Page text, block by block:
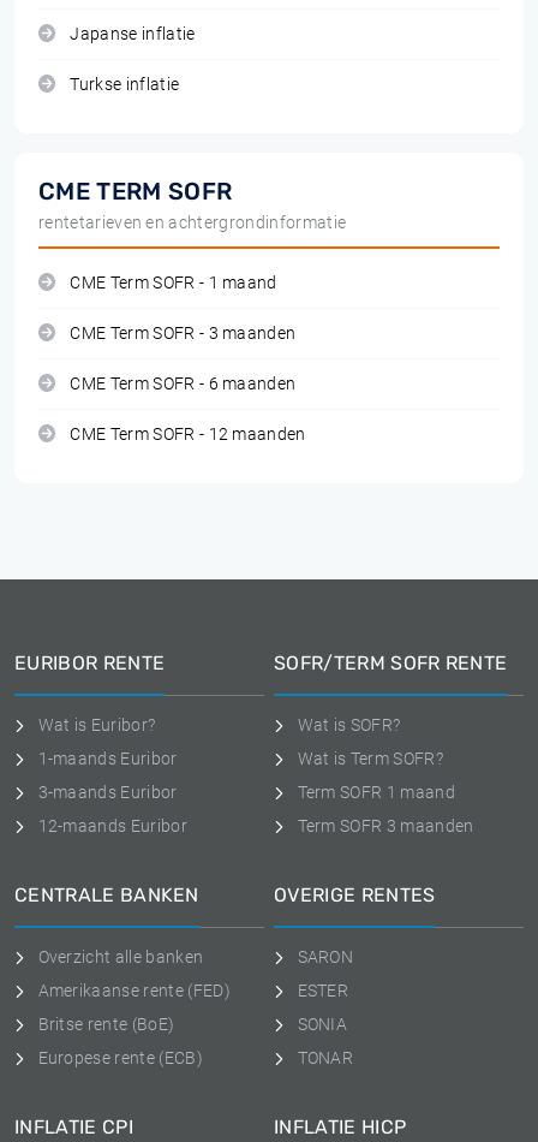
Japanse inflatie
Turkse inflatie
CME TERM SOFR
rentetarieven en achtergrondinformatie
CME Term SOFR - 1 maand
CME Term SOFR - 3 maanden
CME Term SOFR - 6 maanden
CME Term SOFR - 12 maanden
EURIBOR RENTE
Wat is Euribor?
1-maands Euribor
3-maands Euribor
12-maands Euribor
SOFR/TERM SOFR RENTE
Wat is SOFR?
Wat is Term SOFR?
Term SOFR 1 maand
Term SOFR 3 maanden
CENTRALE BANKEN
Overzicht alle banken
Amerikaanse rente (FED)
Britse rente (BoE)
Europese rente (ECB)
OVERIGE RENTES
SARON
ESTER
SONIA
TONAR
INFLATIE CPI INFLATIE HICP